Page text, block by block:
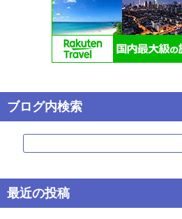
ブログ内検索
最近の投稿